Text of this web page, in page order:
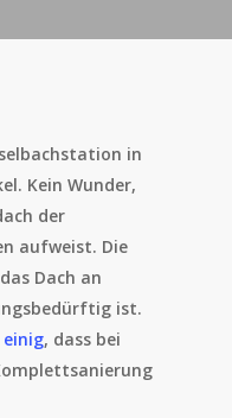
in
Kein Wunder,
der
aufweist. Die
Dach an
ist.
, dass bei